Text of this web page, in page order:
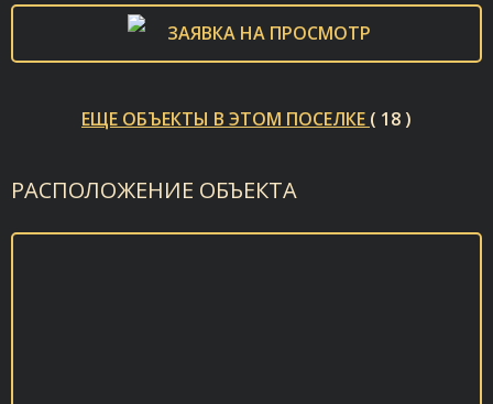
ЗАЯВКА НА ПРОСМОТР
ЕЩЕ ОБЪЕКТЫ В ЭТОМ ПОСЕЛКЕ ( 18 )
РАСПОЛОЖЕНИЕ ОБЪЕКТА